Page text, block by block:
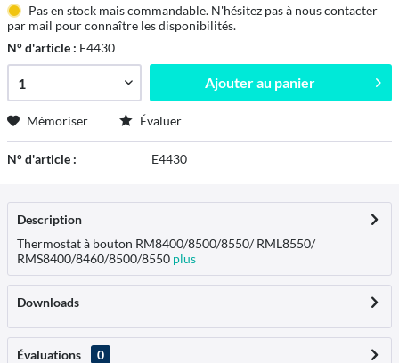
Pas en stock mais commandable. N'hésitez pas à nous contacter
par mail pour connaître les disponibilités.
N° d'article : E4430
Ajouter au panier
Mémoriser Évaluer
N° d'article : E4430
Description
Thermostat à bouton RM8400/8500/8550/ RML8550/
RMS8400/8460/8500/8550 plus
Downloads
Évaluations
0